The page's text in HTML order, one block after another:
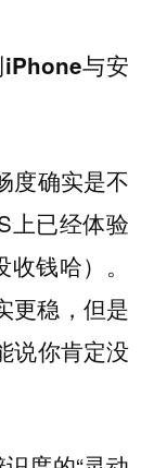
与安
度确实是不
上已经体验
钱哈）。
更稳，但是
说你肯定没